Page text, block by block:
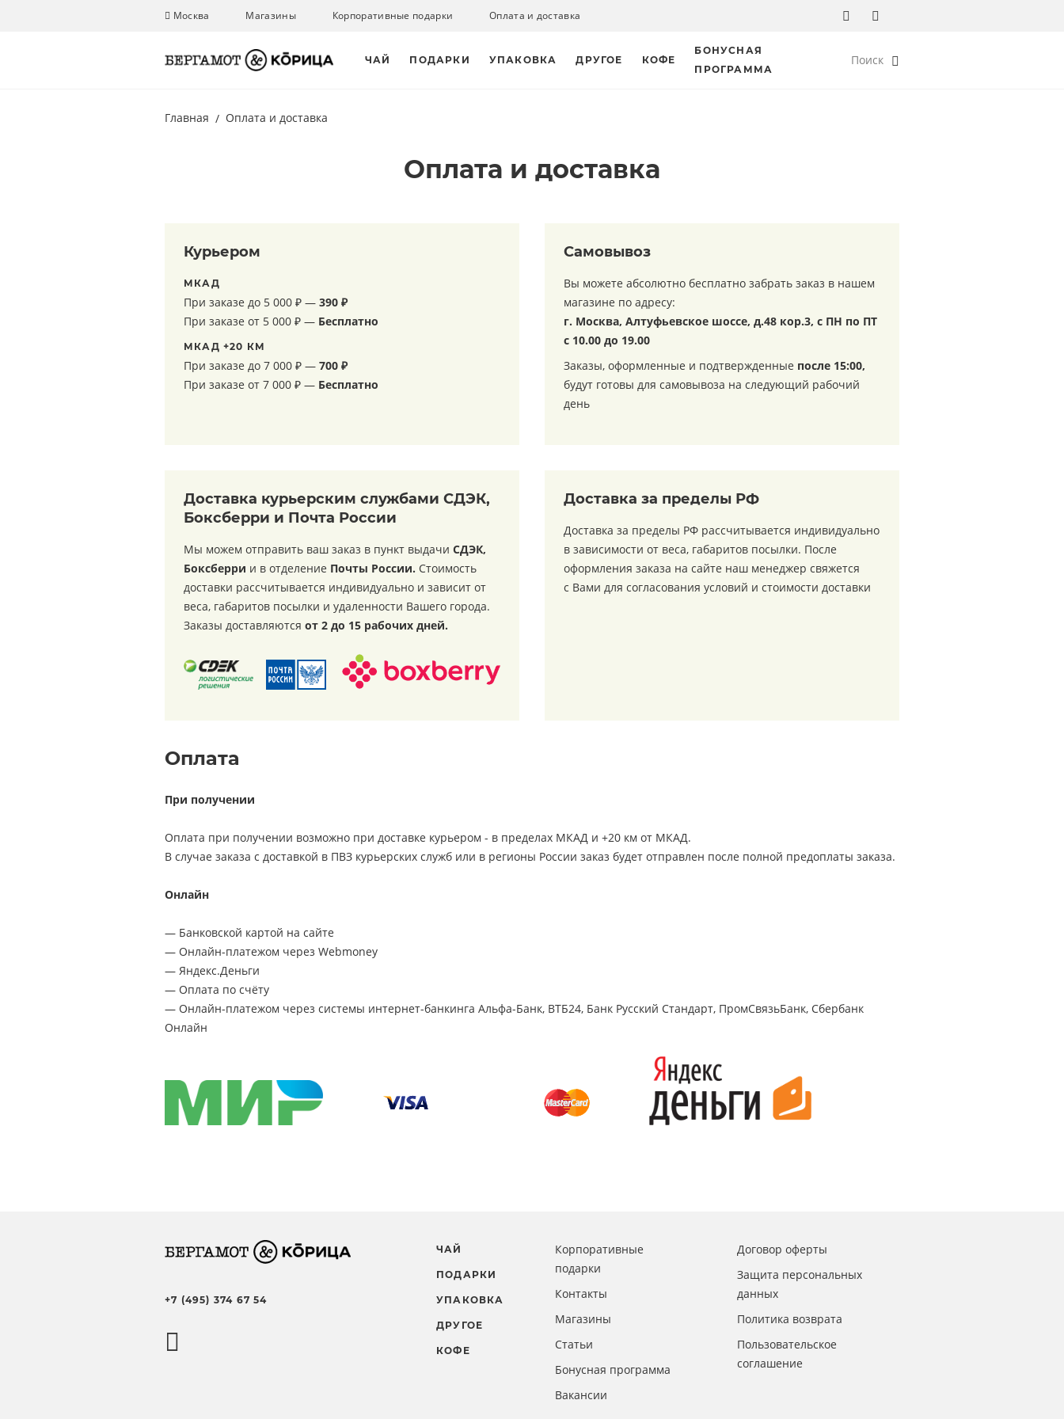
Москва Магазины Корпоративные подарки Оплата и доставка
ЧАЙ ПОДАРКИ УПАКОВКА ДРУГОЕ КОФЕ
БОНУСНАЯ
ПРОГРАММА
Поиск
Главная Оплата и доставка
Оплата и доставка
Курьером
МКАД
При заказе до 5 000 ₽ — 390 ₽
При заказе от 5 000 ₽ — Бесплатно
МКАД +20 КМ
При заказе до 7 000 ₽ — 700 ₽
При заказе от 7 000 ₽ — Бесплатно
Самовывоз
Вы можете абсолютно бесплатно забрать заказ в нашем
магазине по адресу:
г. Москва, Алтуфьевское шоссе, д.48 кор.3, с ПН по ПТ
с 10.00 до 19.00
Заказы, оформленные и подтвержденные после 15:00,
будут готовы для самовывоза на следующий рабочий
день
Доставка курьерским службами СДЭК,
Боксберри и Почта России
Мы можем отправить ваш заказ в пункт выдачи СДЭК,
Боксберри и в отделение Почты России. Стоимость
доставки рассчитывается индивидуально и зависит от
веса, габаритов посылки и удаленности Вашего города.
Заказы доставляются от 2 до 15 рабочих дней.
Доставка за пределы РФ
Доставка за пределы РФ рассчитывается индивидуально
в зависимости от веса, габаритов посылки. После
оформления заказа на сайте наш менеджер свяжется
с Вами для согласования условий и стоимости доставки
Оплата
При получении
Оплата при получении возможно при доставке курьером - в пределах МКАД и +20 км от МКАД.
В случае заказа с доставкой в ПВЗ курьерских служб или в регионы России заказ будет отправлен после полной предоплаты заказа.
Онлайн
— Банковской картой на сайте
— Онлайн-платежом через Webmoney
— Яндекс.Деньги
— Оплата по счёту
— Онлайн-платежом через системы интернет-банкинга Альфа-Банк, ВТБ24, Банк Русский Стандарт, ПромСвязьБанк, Сбербанк
Онлайн
+7 (495) 374 67 54
ЧАЙ
ПОДАРКИ
УПАКОВКА
ДРУГОЕ
КОФЕ
Корпоративные
подарки
Контакты
Магазины
Статьи
Бонусная программа
Вакансии
Договор оферты
Защита персональных
данных
Политика возврата
Пользовательское
соглашение